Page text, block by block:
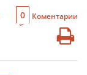
0 Коментарии